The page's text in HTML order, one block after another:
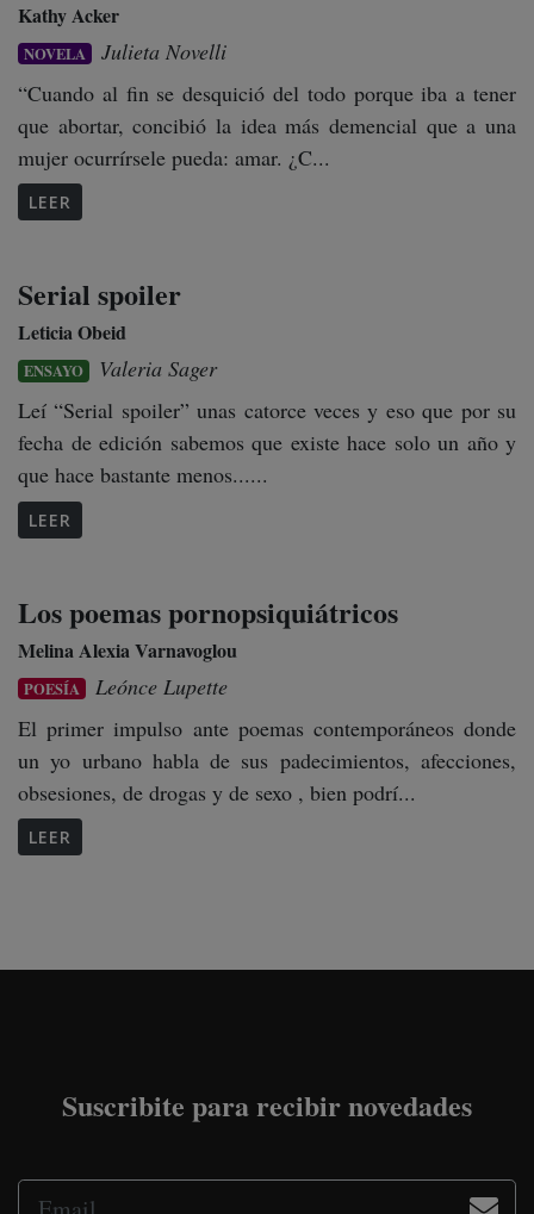
Kathy Acker
NOVELA
Julieta Novelli
“Cuando al fin se desquició del todo porque iba a tener
que abortar, concibió la idea más demencial que a una
mujer ocurrírsele pueda: amar. ¿C...
LEER
Serial spoiler
Leticia Obeid
ENSAYO
Valeria Sager
Leí “Serial spoiler” unas catorce veces y eso que por su
fecha de edición sabemos que existe hace solo un año y
que hace bastante menos......
LEER
Los poemas pornopsiquiátricos
Melina Alexia Varnavoglou
POESÍA
Leónce Lupette
El primer impulso ante poemas contemporáneos donde
un yo urbano habla de sus padecimientos, afecciones,
obsesiones, de drogas y de sexo , bien podrí...
LEER
Suscribite para recibir novedades